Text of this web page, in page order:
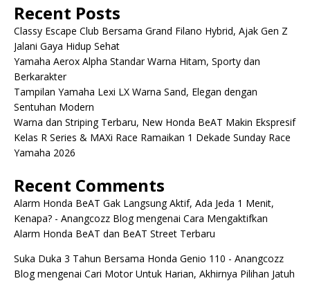
Recent Posts
Classy Escape Club Bersama Grand Filano Hybrid, Ajak Gen Z
Jalani Gaya Hidup Sehat
Yamaha Aerox Alpha Standar Warna Hitam, Sporty dan
Berkarakter
Tampilan Yamaha Lexi LX Warna Sand, Elegan dengan
Sentuhan Modern
Warna dan Striping Terbaru, New Honda BeAT Makin Ekspresif
Kelas R Series & MAXi Race Ramaikan 1 Dekade Sunday Race
Yamaha 2026
Recent Comments
Alarm Honda BeAT Gak Langsung Aktif, Ada Jeda 1 Menit,
Kenapa? - Anangcozz Blogmengenai Cara Mengaktifkan
Alarm Honda BeAT dan BeAT Street Terbaru
Suka Duka 3 Tahun Bersama Honda Genio 110 - Anangcozz
Blogmengenai Cari Motor Untuk Harian, Akhirnya Pilihan Jatuh